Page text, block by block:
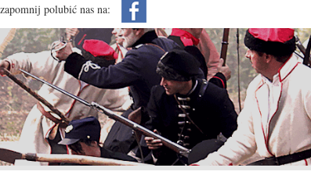
polubić nas na: